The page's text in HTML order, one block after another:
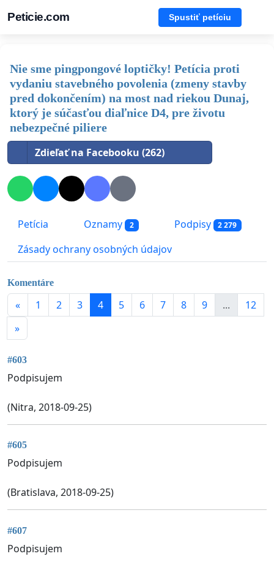
Peticie.com Spustiť petíciu
Nie sme pingpongové loptičky! Petícia proti
vydaniu stavebného povolenia (zmeny stavby
pred dokončením) na most nad riekou Dunaj,
ktorý je súčasťou diaľnice D4, pre životu
nebezpečné piliere
Zdieľať na Facebooku (262)
Petícia Oznamy 2 Podpisy 2 279
Zásady ochrany osobných údajov
Komentáre
« 1 2 3 4 5 6 7 8 9 ...
12
»
#603
Podpisujem
(Nitra, 2018-09-25)
#605
Podpisujem
(Bratislava, 2018-09-25)
#607
Podpisujem